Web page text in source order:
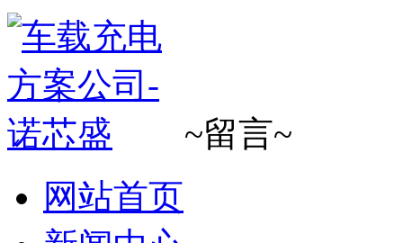
~留言~
网站首页